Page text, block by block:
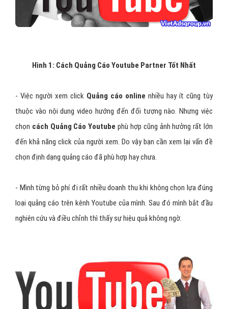
Hình 1: Cách Quảng Cáo Youtube Partner Tốt Nhất
- Việc người xem click Quảng cáo online nhiều hay ít cũng tùy
thuộc vào nội dung video hướng đến đối tượng nào. Nhưng việc
chọn cách Quảng Cáo Youtube phù hợp cũng ảnh hưởng rất lớn
đến khả năng click của người xem. Do vậy bạn cần xem lại vấn đề
chọn định dạng quảng cáo đã phù hợp hay chưa.
- Mình từng bỏ phí đi rất nhiều doanh thu khi không chọn lựa đúng
loại quảng cáo trên kênh Youtube của mình. Sau đó mình bắt đầu
nghiên cứu và điều chỉnh thì thấy sự hiệu quả không ngờ.